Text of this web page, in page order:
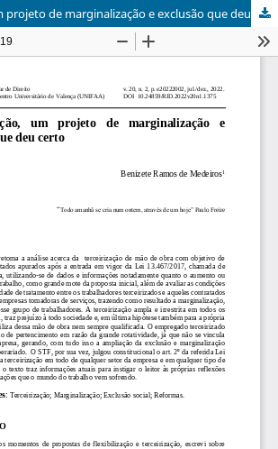
Terceirização, um projeto de marginalização e exclusão que deu certo